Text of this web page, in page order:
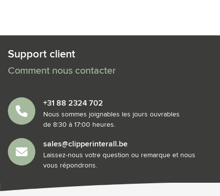
Support client
Comment nous contacter
+31 88 2324 702
Nous sommes joignables les jours ouvrables
de 8:30 à 17:00 heures.
sales@clipperinterall.be
Laissez-nous votre question ou remarque et nous
vous répondrons.